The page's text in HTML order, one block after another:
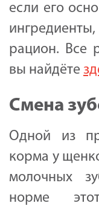
если его
рацион. Все
вы найдёте
Смена
Одной из
корма у
молочных
норме